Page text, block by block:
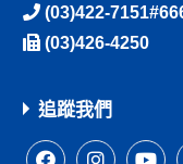
(03)422-
(03)426-4250
追蹤我們